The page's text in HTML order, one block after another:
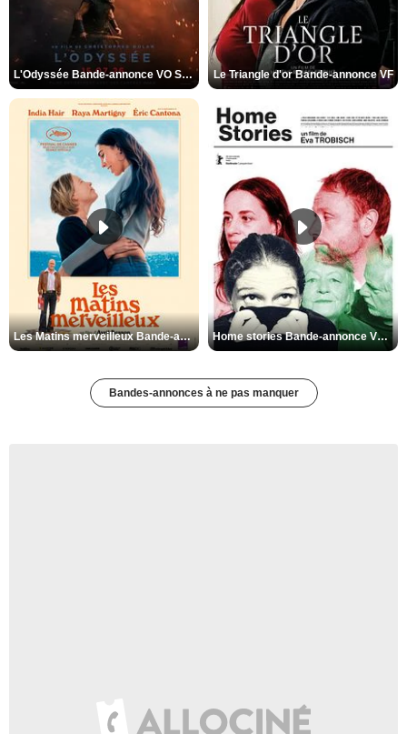
L'Odyssée Bande-annonce VO STFR Le Triangle d'or Bande-annonce VF
Les Matins merveilleux Bande-annonce VF Home stories Bande-annonce VO STFR
Bandes-annonces à ne pas manquer